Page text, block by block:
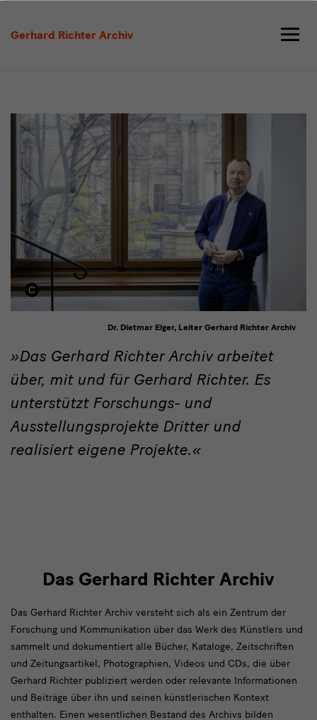
Gerhard Richter Archiv
uns
Zitat
Das Gerhard Richter Archiv arbeitet
über, mit und für Gerhard Richter. Es
unterstützt Forschungs- und
Ausstellungsprojekte Dritter und
realisiert eigene Projekte.
Dr. Dietmar Elger, Leiter Gerhard Richter Archiv
Das Gerhard Richter Archiv
Das Gerhard Richter Archiv versteht sich als ein Zentrum der
Forschung und Kommunikation über das Werk des Künstlers und
sammelt und dokumentiert alle Bücher, Kataloge, Zeitschriften
und Zeitungsartikel, Photographien, Videos und CDs, die über
Gerhard Richter publiziert werden oder relevante Informationen
und Beiträge über ihn und seinen künstlerischen Kontext
enthalten. Einen wesentlichen Bestand des Archivs bilden